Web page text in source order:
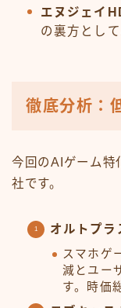
エヌジェイ
の裏方とし
徹底分析：
今回のAIゲーム特
社です。
オルトプラ
スマホゲ
減とユー
す。時価